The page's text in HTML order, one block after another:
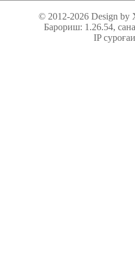
© 2012-2026 Design
Барориш: 1.26.54,
IP